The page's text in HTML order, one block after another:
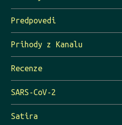
Predpovedi
Prihody z Kanalu
Recenze
SARS-CoV-2
Satira